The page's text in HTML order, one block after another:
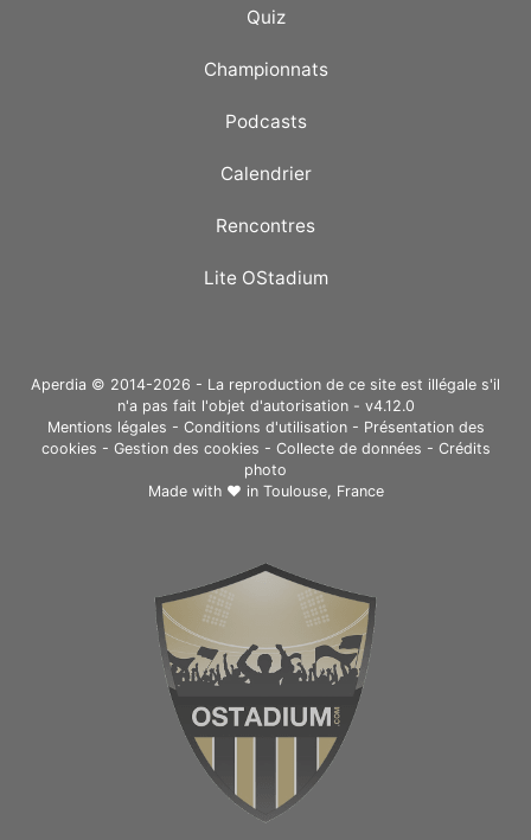
Quiz
Championnats
Podcasts
Calendrier
Rencontres
Lite OStadium
Aperdia © 2014-2026 - La reproduction de ce site est illégale s'il
n'a pas fait l'objet d'autorisation - v4.12.0
Mentions légales - Conditions d'utilisation- Présentation des
cookies - Gestion des cookies - Collecte de données - Crédits
photo
Made with ❤ in Toulouse, France